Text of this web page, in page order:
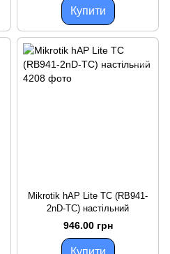
Купити
Mikrotik hAP Lite TC (RB941-
2nD-TC) настільний
946.00 грн